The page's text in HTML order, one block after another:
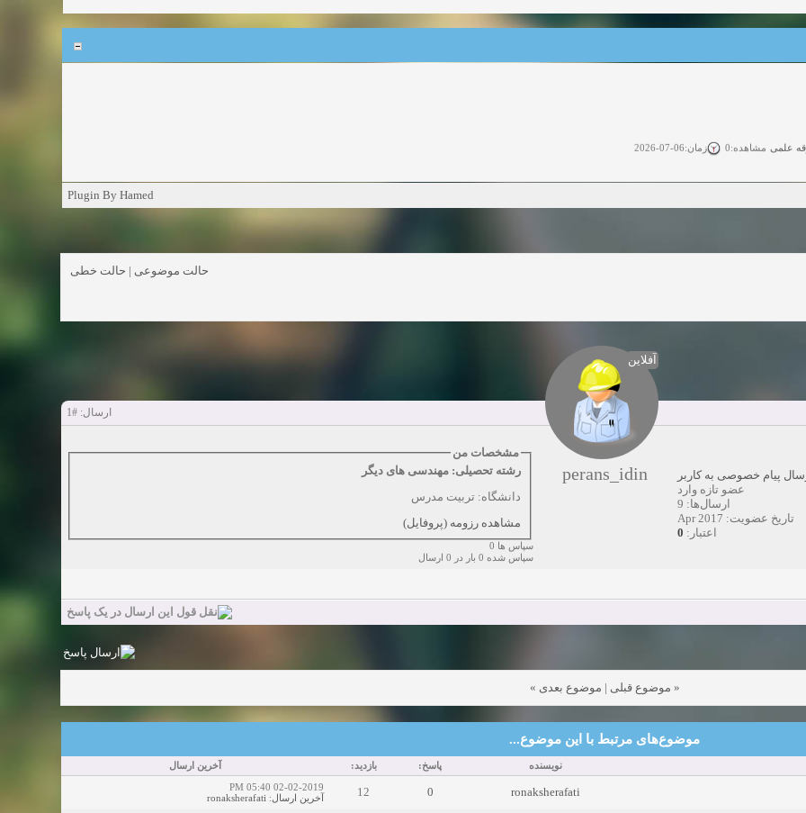
آزاد مشاهده:0 زمان:02-26-2025
دعوت به همکاری مشاهده:0 زمان:10-21-2024
دعوت به همکاری مشاهده:0 زمان:10-11-2024
Plugin By Hamed
حالت موضوعی | حالت خطی
ارسال:#1
آفلاین
perans_idin
پیام خصوصی به کاربر
عضو تازه وارد
ارسال‌ها: 9
تاریخ عضویت: Apr 2017
اعتبار: 0
مشخصات من
رشته تحصیلی: مهندسی های دیگر
دانشگاه: تربیت مدرس
مشاهده رزومه (پروفایل)
سپاس ها 0
سپاس شده 0 بار در 0 ارسال
« موضوع قبلی | موضوع بعدی »
موضوع‌های مرتبط با این موضوع...
نویسنده پاسخ: بازدید: آخرین ارسال
ronaksherafati
0
12
02-02-2019 05:40 PM
آخرین ارسال:
ronaksherafati